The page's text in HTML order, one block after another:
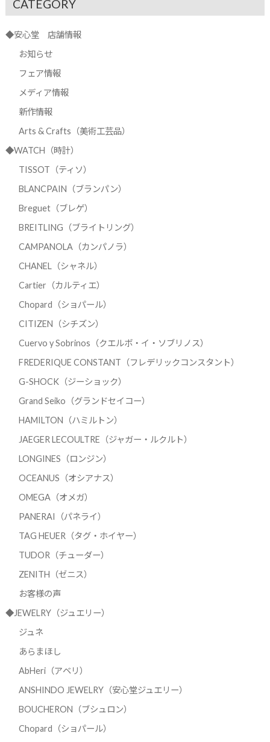
CATEGORY
◆安心堂 店舗情報
お知らせ
フェア情報
メディア情報
新作情報
Arts & Crafts（美術工芸品）
◆WATCH（時計）
TISSOT（ティソ）
BLANCPAIN（ブランパン）
Breguet（ブレゲ）
BREITLING（ブライトリング）
CAMPANOLA（カンパノラ）
CHANEL（シャネル）
Cartier（カルティエ）
Chopard（ショパール）
CITIZEN（シチズン）
Cuervo y Sobrinos（クエルボ・イ・ソブリノス）
FREDERIQUE CONSTANT（フレデリックコンスタント）
G-SHOCK（ジーショック）
Grand Seiko（グランドセイコー）
HAMILTON（ハミルトン）
JAEGER LECOULTRE（ジャガー・ルクルト）
LONGINES（ロンジン）
OCEANUS（オシアナス）
OMEGA（オメガ）
PANERAI（パネライ）
TAG HEUER（タグ・ホイヤー）
TUDOR（チューダー）
ZENITH（ゼニス）
お客様の声
◆JEWELRY（ジュエリー）
ジュネ
あらまほし
AbHeri（アベリ）
ANSHINDO JEWELRY（安心堂ジュエリー）
BOUCHERON（ブシュロン）
Chopard（ショパール）